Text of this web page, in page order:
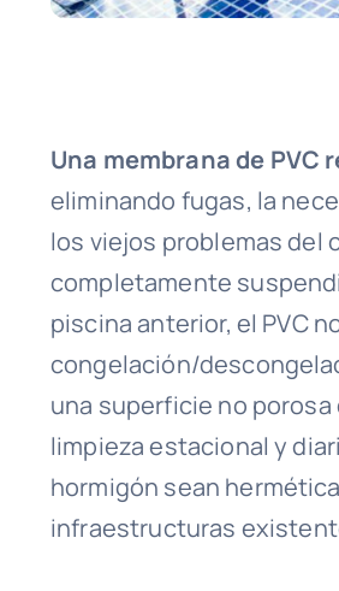
Una membrana de
eliminando fugas, la
los viejos problemas del
completamente
piscina anterior, el PVC
congelación/
una superficie no
limpieza estacional y
hormigón sean
infraestructuras